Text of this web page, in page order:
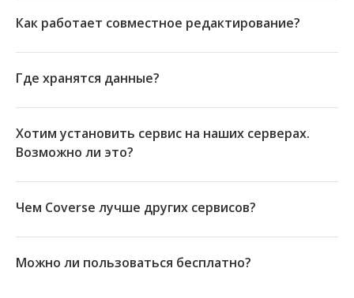
Как работает совместное редактирование?
Где хранятся данные?
Хотим установить сервис на наших серверах.
Возможно ли это?
Чем Coverse лучше других сервисов?
Можно ли пользоваться бесплатно?